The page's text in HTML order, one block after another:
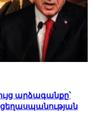
արձագանքը՝
ցեղասպանության